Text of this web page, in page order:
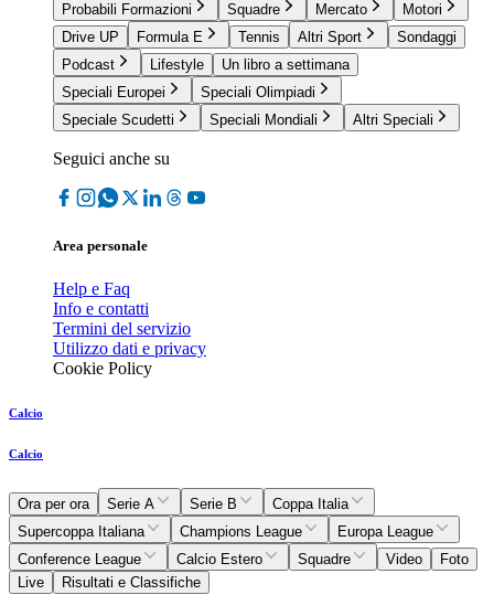
Probabili Formazioni
Squadre Mercato
Motori
Drive UP
Formula E Tennis Altri Sport
Sondaggi
Podcast
Lifestyle
Un libro a settimana
Speciali Europei
Speciali Olimpiadi
Speciale Scudetti
Speciali Mondiali Altri Speciali
Seguici anche su
Area personale
Help e Faq
Info e contatti
Termini del servizio
Utilizzo dati e privacy
Cookie Policy
Calcio
Calcio
Ora per ora Serie A Serie B
Coppa Italia
Supercoppa Italiana
Champions League
Europa League
Conference League
Calcio Estero Squadre Video
Foto
Live
Risultati e Classifiche